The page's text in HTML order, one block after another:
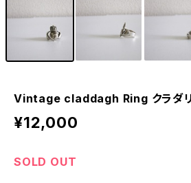
Vintage claddagh Ring クラダ
¥12,000
SOLD OUT